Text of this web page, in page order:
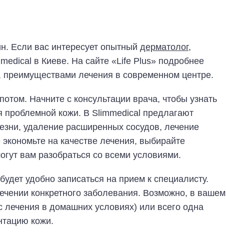
Если вас интересует опытный дерматолог,
в Киеве. На сайте «Life Plus» подробнее
преимуществами лечения в современном центре.
Начните с консультации врача, чтобы узнать
проблемной кожи. В Slimmedical предлагают
удаление расширенных сосудов, лечение
на качестве лечения, выбирайте
вам разобраться со всеми условиями.
удобно записаться на прием к специалисту.
конкретного заболевания. Возможно, в вашем
лечения в домашних условиях) или всего одна
кожи.